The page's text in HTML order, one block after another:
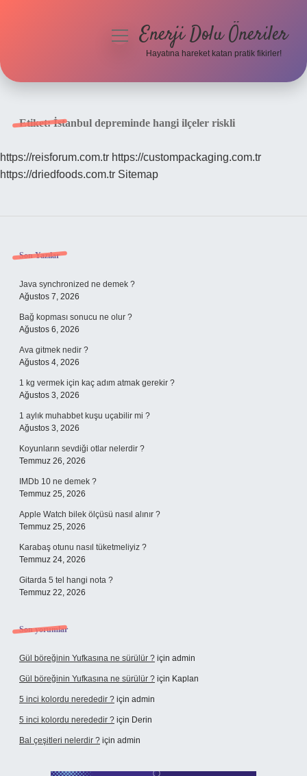
Hakkımızda
menüyüEnerji Dolu Öneriler
Hayatına hareket katan pratik fikirler!
Etiket:İstanbul depreminde hangi ilçeler riskli
https://reisforum.com.tr https://custompackaging.com.tr
https://driedfoods.com.tr Sitemap
Sidebar
Son Yazılar
Java synchronized ne demek ?
Ağustos 7, 2026
Bağ kopması sonucu ne olur ?
Ağustos 6, 2026
Ava gitmek nedir ?
Ağustos 4, 2026
1 kg vermek için kaç adım atmak gerekir ?
Ağustos 3, 2026
1 aylık muhabbet kuşu uçabilir mi ?
Ağustos 3, 2026
Koyunların sevdiği otlar nelerdir ?
Temmuz 26, 2026
IMDb 10 ne demek ?
Temmuz 25, 2026
Apple Watch bilek ölçüsü nasıl alınır ?
Temmuz 25, 2026
Karabaş otunu nasıl tüketmeliyiz ?
Temmuz 24, 2026
Gitarda 5 tel hangi nota ?
Temmuz 22, 2026
Son yorumlar
Gül böreğinin Yufkasına ne sürülür ? için admin
Gül böreğinin Yufkasına ne sürülür ? için Kaplan
5 inci kolordu nerededir ? için admin
5 inci kolordu nerededir ? için Derin
Bal çeşitleri nelerdir ? için admin